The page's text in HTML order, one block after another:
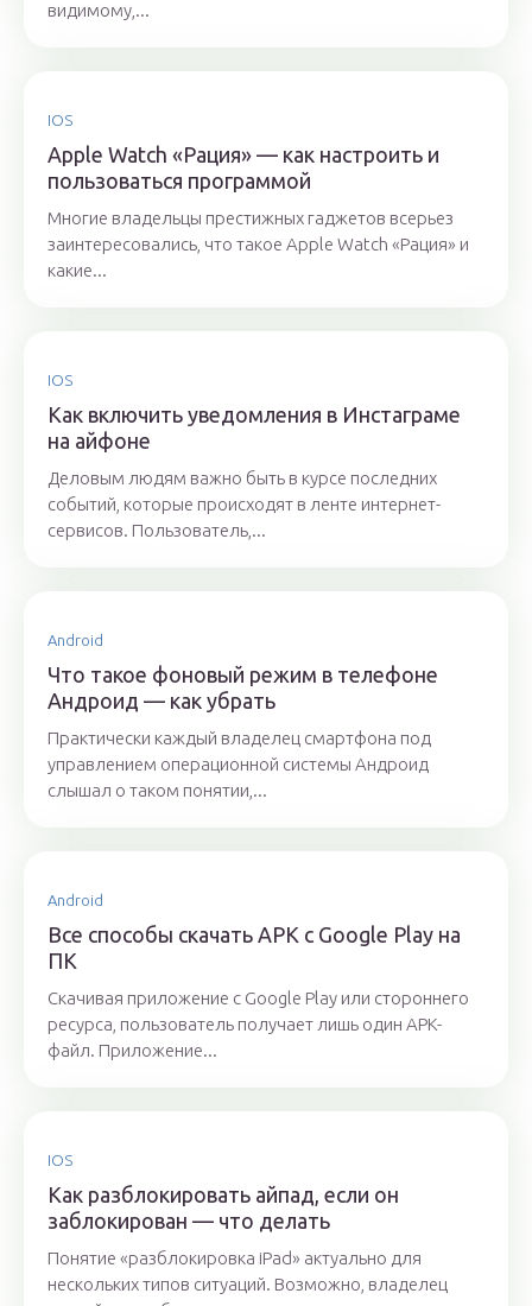
видимому,...
IOS
Apple Watch «Рация» — как настроить и
пользоваться программой
Многие владельцы престижных гаджетов всерьез
заинтересовались, что такое Apple Watch «Рация» и
какие...
IOS
Как включить уведомления в Инстаграме
на айфоне
Деловым людям важно быть в курсе последних
событий, которые происходят в ленте интернет-
сервисов. Пользователь,...
Android
Что такое фоновый режим в телефоне
Андроид — как убрать
Практически каждый владелец смартфона под
управлением операционной системы Андроид
слышал о таком понятии,...
Android
Все способы скачать APK c Google Play на
ПК
Скачивая приложение с Google Play или стороннего
ресурса, пользователь получает лишь один APK-
файл. Приложение...
IOS
Как разблокировать айпад, если он
заблокирован — что делать
Понятие «разблокировка iPad» актуально для
нескольких типов ситуаций. Возможно, владелец